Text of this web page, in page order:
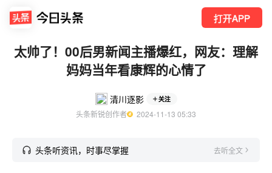
打开APP
太帅了！00后男新闻主播爆红，网友：理解
妈妈当年看康辉的心情了
清川逐影 关注
头条新锐创作者
  2024-11-13 05:33
头条听资讯，时事尽掌握 去听全文